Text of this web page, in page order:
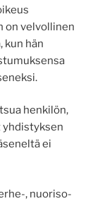
on velvollinen
kun hän
henkilön,
yhdistyksen
ei
, nuoriso-